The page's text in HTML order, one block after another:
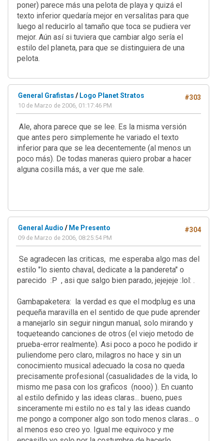
poner) parece más una pelota de playa y quizá el
texto inferior quedaría mejor en versalitas para que
luego al reducirlo al tamaño que toca se pudiera ver
mejor. Aún así si tuviera que cambiar algo sería el
estilo del planeta, para que se distinguiera de una
pelota.
#303
General Grafistas / Logo Planet Stratos
10 de Marzo de 2006, 01:17:46 PM
Ale, ahora parece que se lee. Es la misma versión
que antes pero simplemente he variado el texto
inferior para que se lea decentemente (al menos un
poco más). De todas maneras quiero probar a hacer
alguna cosilla más, a ver que me sale.
#304
General Audio / Me Presento
09 de Marzo de 2006, 08:25:54 PM
Se agradecen las criticas, me esperaba algo mas del
estilo "lo siento chaval, dedicate a la pandereta" o
parecido :P , asi que salgo bien parado, jejejeje :lol: .
Gambapaketera: la verdad es que el modplug es una
pequeña maravilla en el sentido de que pude aprender
a manejarlo sin seguir ningun manual, solo mirando y
toqueteando canciones de otros (el viejo metodo de
prueba-error realmente). Asi poco a poco he podido ir
puliendome pero claro, milagros no hace y sin un
conocimiento musical adecuado la cosa no queda
precisamente profesional (casualidades de la vida, lo
mismo me pasa con los graficos (nooo) ). En cuanto
al estilo definido y las ideas claras... bueno, pues
sinceramente mi estilo no es tal y las ideas cuando
me pongo a componer algo son todo menos claras... o
al menos eso creo yo. Igual me equivoco y me